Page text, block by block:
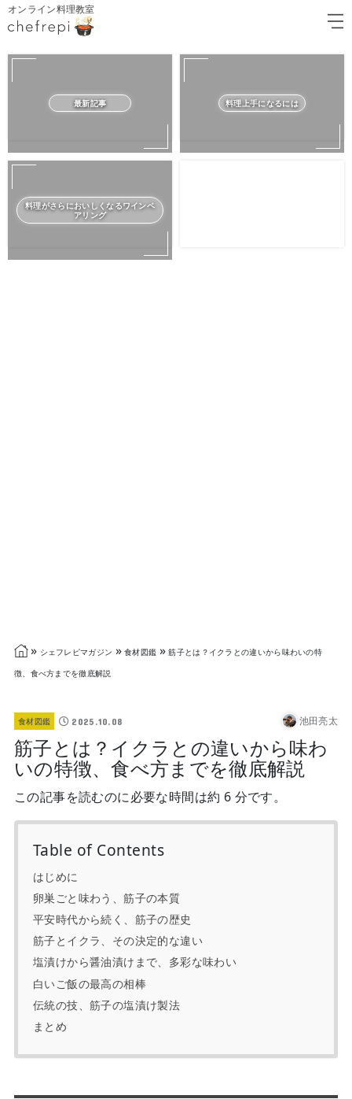
オンライン料理教室
最新記事 料理上手になるには
料理がさらにおいしくなるワインペ
アリング
» シェフレピマガジン » 食材図鑑 » 筋子とは？イクラとの違いから味わいの特
徴、食べ方までを徹底解説
食材図鑑 2025.10.08 池田亮太
筋子とは？イクラとの違いから味わ
いの特徴、食べ方までを徹底解説
この記事を読むのに必要な時間は約 6 分です。
Table of Contents
はじめに
卵巣ごと味わう、筋子の本質
平安時代から続く、筋子の歴史
筋子とイクラ、その決定的な違い
塩漬けから醤油漬けまで、多彩な味わい
白いご飯の最高の相棒
伝統の技、筋子の塩漬け製法
まとめ